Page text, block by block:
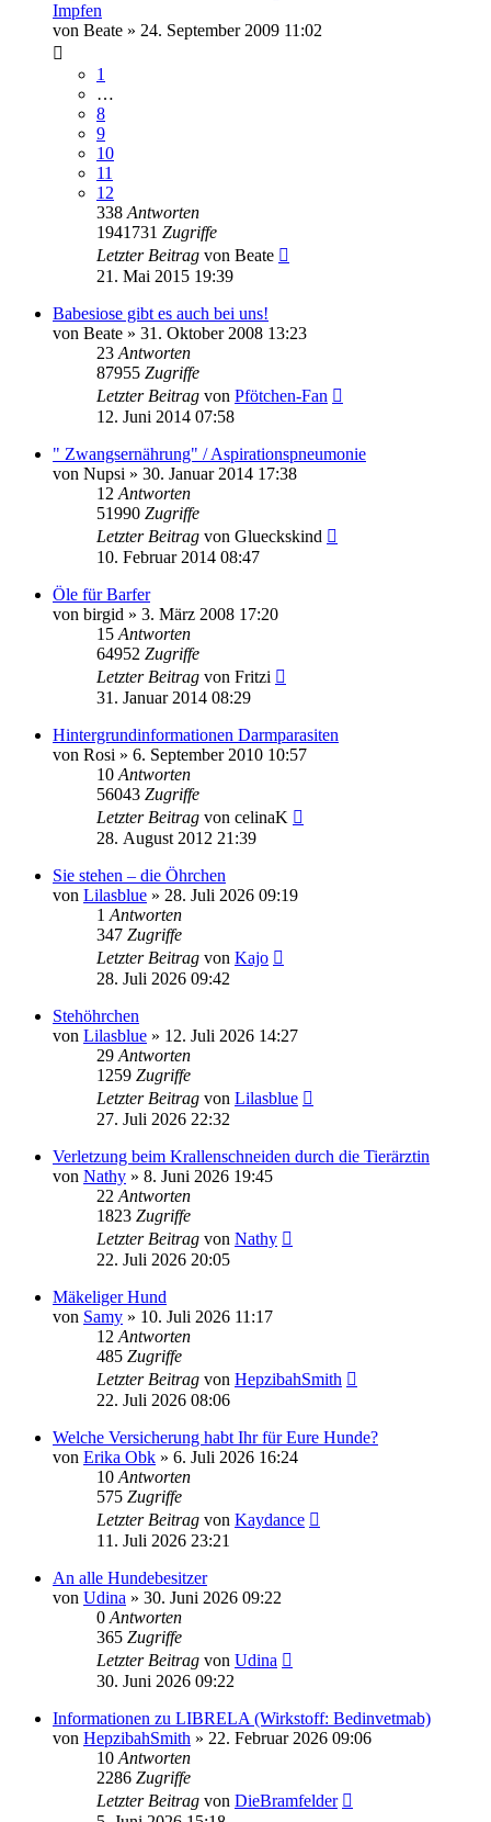
Impfen
von Beate » 24. September 2009 11:02
1
…
8
9
10
11
12
338 Antworten
1941731 Zugriffe
Letzter Beitrag von Beate
21. Mai 2015 19:39
Babesiose gibt es auch bei uns!
von Beate » 31. Oktober 2008 13:23
23 Antworten
87955 Zugriffe
Letzter Beitrag von Pfötchen-Fan
12. Juni 2014 07:58
" Zwangsernährung" / Aspirationspneumonie
von Nupsi » 30. Januar 2014 17:38
12 Antworten
51990 Zugriffe
Letzter Beitrag von Glueckskind
10. Februar 2014 08:47
Öle für Barfer
von birgid » 3. März 2008 17:20
15 Antworten
64952 Zugriffe
Letzter Beitrag von Fritzi
31. Januar 2014 08:29
Hintergrundinformationen Darmparasiten
von Rosi » 6. September 2010 10:57
10 Antworten
56043 Zugriffe
Letzter Beitrag von celinaK
28. August 2012 21:39
Sie stehen – die Öhrchen
von Lilasblue » 28. Juli 2026 09:19
1 Antworten
347 Zugriffe
Letzter Beitrag von Kajo
28. Juli 2026 09:42
Stehöhrchen
von Lilasblue » 12. Juli 2026 14:27
29 Antworten
1259 Zugriffe
Letzter Beitrag von Lilasblue
27. Juli 2026 22:32
Verletzung beim Krallenschneiden durch die Tierärztin
von Nathy » 8. Juni 2026 19:45
22 Antworten
1823 Zugriffe
Letzter Beitrag von Nathy
22. Juli 2026 20:05
Mäkeliger Hund
von Samy » 10. Juli 2026 11:17
12 Antworten
485 Zugriffe
Letzter Beitrag von HepzibahSmith
22. Juli 2026 08:06
Welche Versicherung habt Ihr für Eure Hunde?
von Erika Obk » 6. Juli 2026 16:24
10 Antworten
575 Zugriffe
Letzter Beitrag von Kaydance
11. Juli 2026 23:21
An alle Hundebesitzer
von Udina » 30. Juni 2026 09:22
0 Antworten
365 Zugriffe
Letzter Beitrag von Udina
30. Juni 2026 09:22
Informationen zu LIBRELA (Wirkstoff: Bedinvetmab)
von HepzibahSmith » 22. Februar 2026 09:06
10 Antworten
2286 Zugriffe
Letzter Beitrag von DieBramfelder